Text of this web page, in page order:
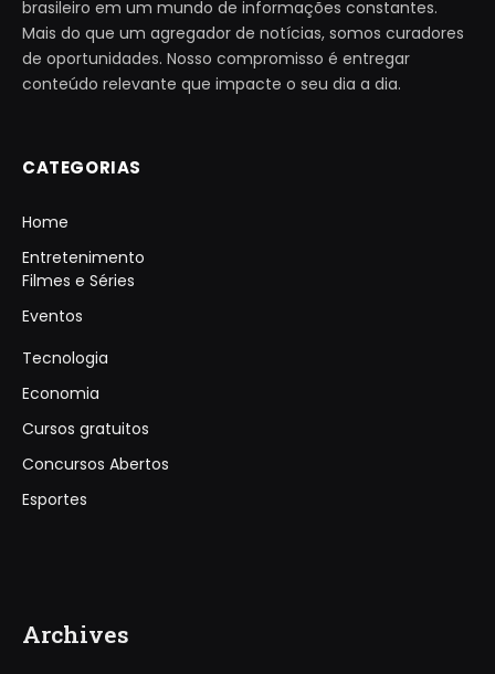
brasileiro em um mundo de informações constantes.
Mais do que um agregador de notícias, somos curadores
de oportunidades. Nosso compromisso é entregar
conteúdo relevante que impacte o seu dia a dia.
CATEGORIAS
Home
Entretenimento
Filmes e Séries
Eventos
Tecnologia
Economia
Cursos gratuitos
Concursos Abertos
Esportes
Archives